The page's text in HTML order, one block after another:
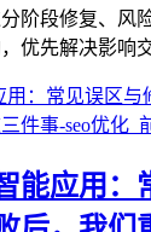
阶段修复、风
优先解决影响
能应用：